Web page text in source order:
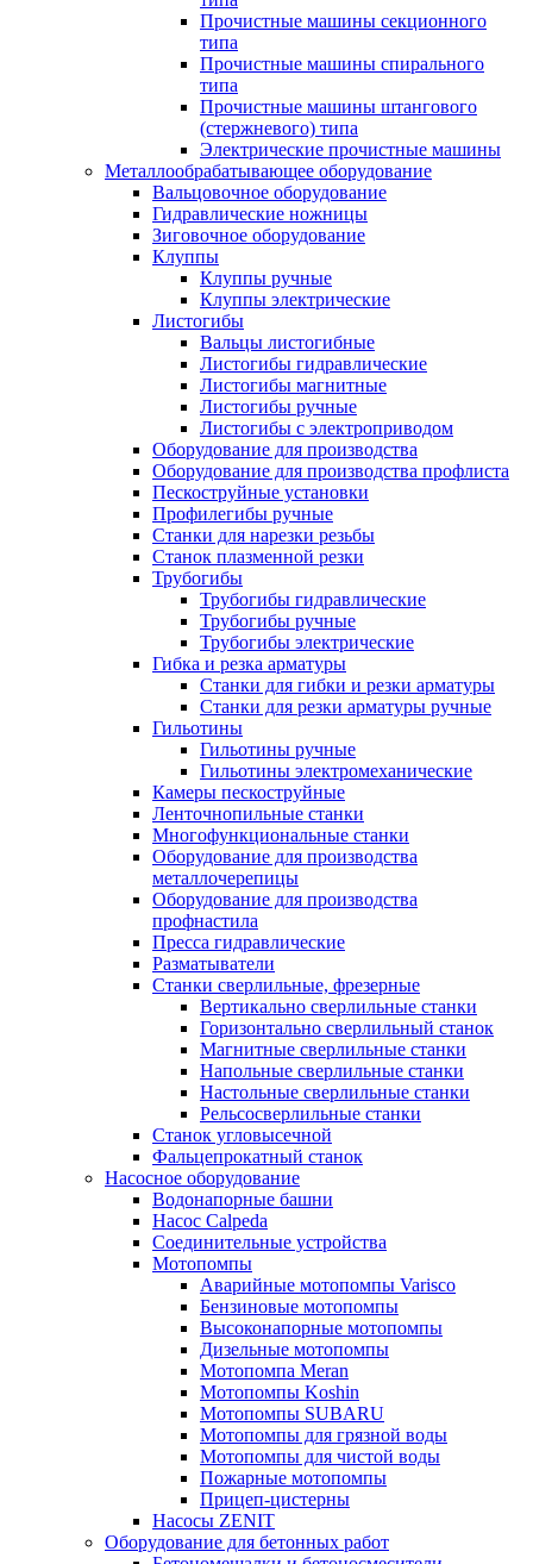
Прочистные машины секционного
типа
Прочистные машины спирального
типа
Прочистные машины штангового
(стержневого) типа
Электрические прочистные машины
Металлообрабатывающее оборудование
Вальцовочное оборудование
Гидравлические ножницы
Зиговочное оборудование
Клуппы
Клуппы ручные
Клуппы электрические
Листогибы
Вальцы листогибные
Листогибы гидравлические
Листогибы магнитные
Листогибы ручные
Листогибы с электроприводом
Оборудование для производства
Оборудование для производства профлиста
Пескоструйные установки
Профилегибы ручные
Станки для нарезки резьбы
Станок плазменной резки
Трубогибы
Трубогибы гидравлические
Трубогибы ручные
Трубогибы электрические
Гибка и резка арматуры
Станки для гибки и резки арматуры
Станки для резки арматуры ручные
Гильотины
Гильотины ручные
Гильотины электромеханические
Камеры пескоструйные
Ленточнопильные станки
Многофункциональные станки
Оборудование для производства
металлочерепицы
Оборудование для производства
профнастила
Пресса гидравлические
Разматыватели
Станки сверлильные, фрезерные
Вертикально сверлильные станки
Горизонтально сверлильный станок
Магнитные сверлильные станки
Напольные сверлильные станки
Настольные сверлильные станки
Рельсосверлильные станки
Станок угловысечной
Фальцепрокатный станок
Насосное оборудование
Водонапорные башни
Насос Calpeda
Соединительные устройства
Мотопомпы
Аварийные мотопомпы Varisco
Бензиновые мотопомпы
Высоконапорные мотопомпы
Дизельные мотопомпы
Мотопомпа Meran
Мотопомпы Koshin
Мотопомпы SUBARU
Мотопомпы для грязной воды
Мотопомпы для чистой воды
Пожарные мотопомпы
Прицеп-цистерны
Насосы ZENIT
Оборудование для бетонных работ